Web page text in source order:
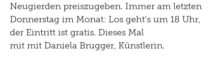
Neugierden preiszugeben. Immer am letzten
Donnerstag im Monat: Los geht's um 18 Uhr,
der Eintritt ist gratis. Dieses Mal
mit mit Daniela Brugger, Künstlerin.